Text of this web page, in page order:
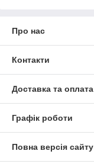
Про нас
Контакти
Доставка та оплата
Графік роботи
Повна версія сайту